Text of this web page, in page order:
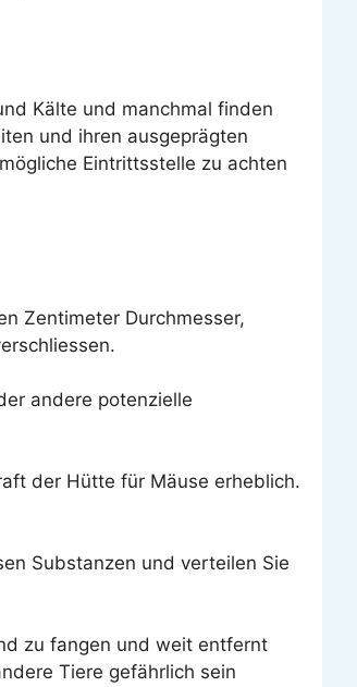
Kälte und manchmal finden
und ihren ausgeprägten
Eintrittsstelle zu achten
Zentimeter Durchmesser,
andere potenzielle
der Hütte für Mäuse erheblich.
Substanzen und verteilen Sie
zu fangen und weit entfernt
Tiere gefährlich sein